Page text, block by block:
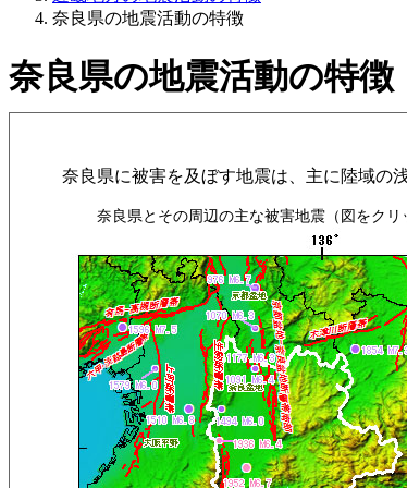
奈良県の地震活動の特徴
奈良県の地震活動の特徴
奈良県に被害を及ぼす地震は、主に陸域の
奈良県とその周辺の主な被害地震（図をクリ